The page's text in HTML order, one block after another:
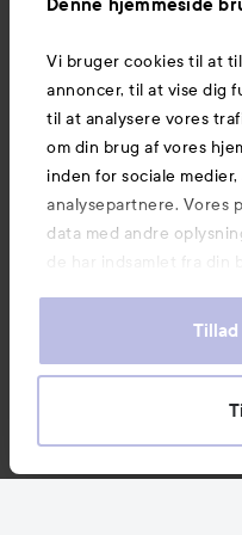
Vi bruger cookies til at
annoncer, til at vise dig
til at analysere vores
om din brug af vores
inden for sociale
analysepartnere. Vores
data med andre
de har indsamlet fra din
Mere at udforske
E-handel af Avensia